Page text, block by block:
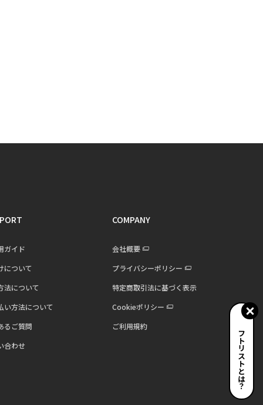
ギフトリストとは？
ガイド
について
法について
い方法について
るご質問
合わせ
COMPANY
会社概要
プライバシーポリシー
特定商取引法に基づく表示
Cookieポリシー
ご利用規約